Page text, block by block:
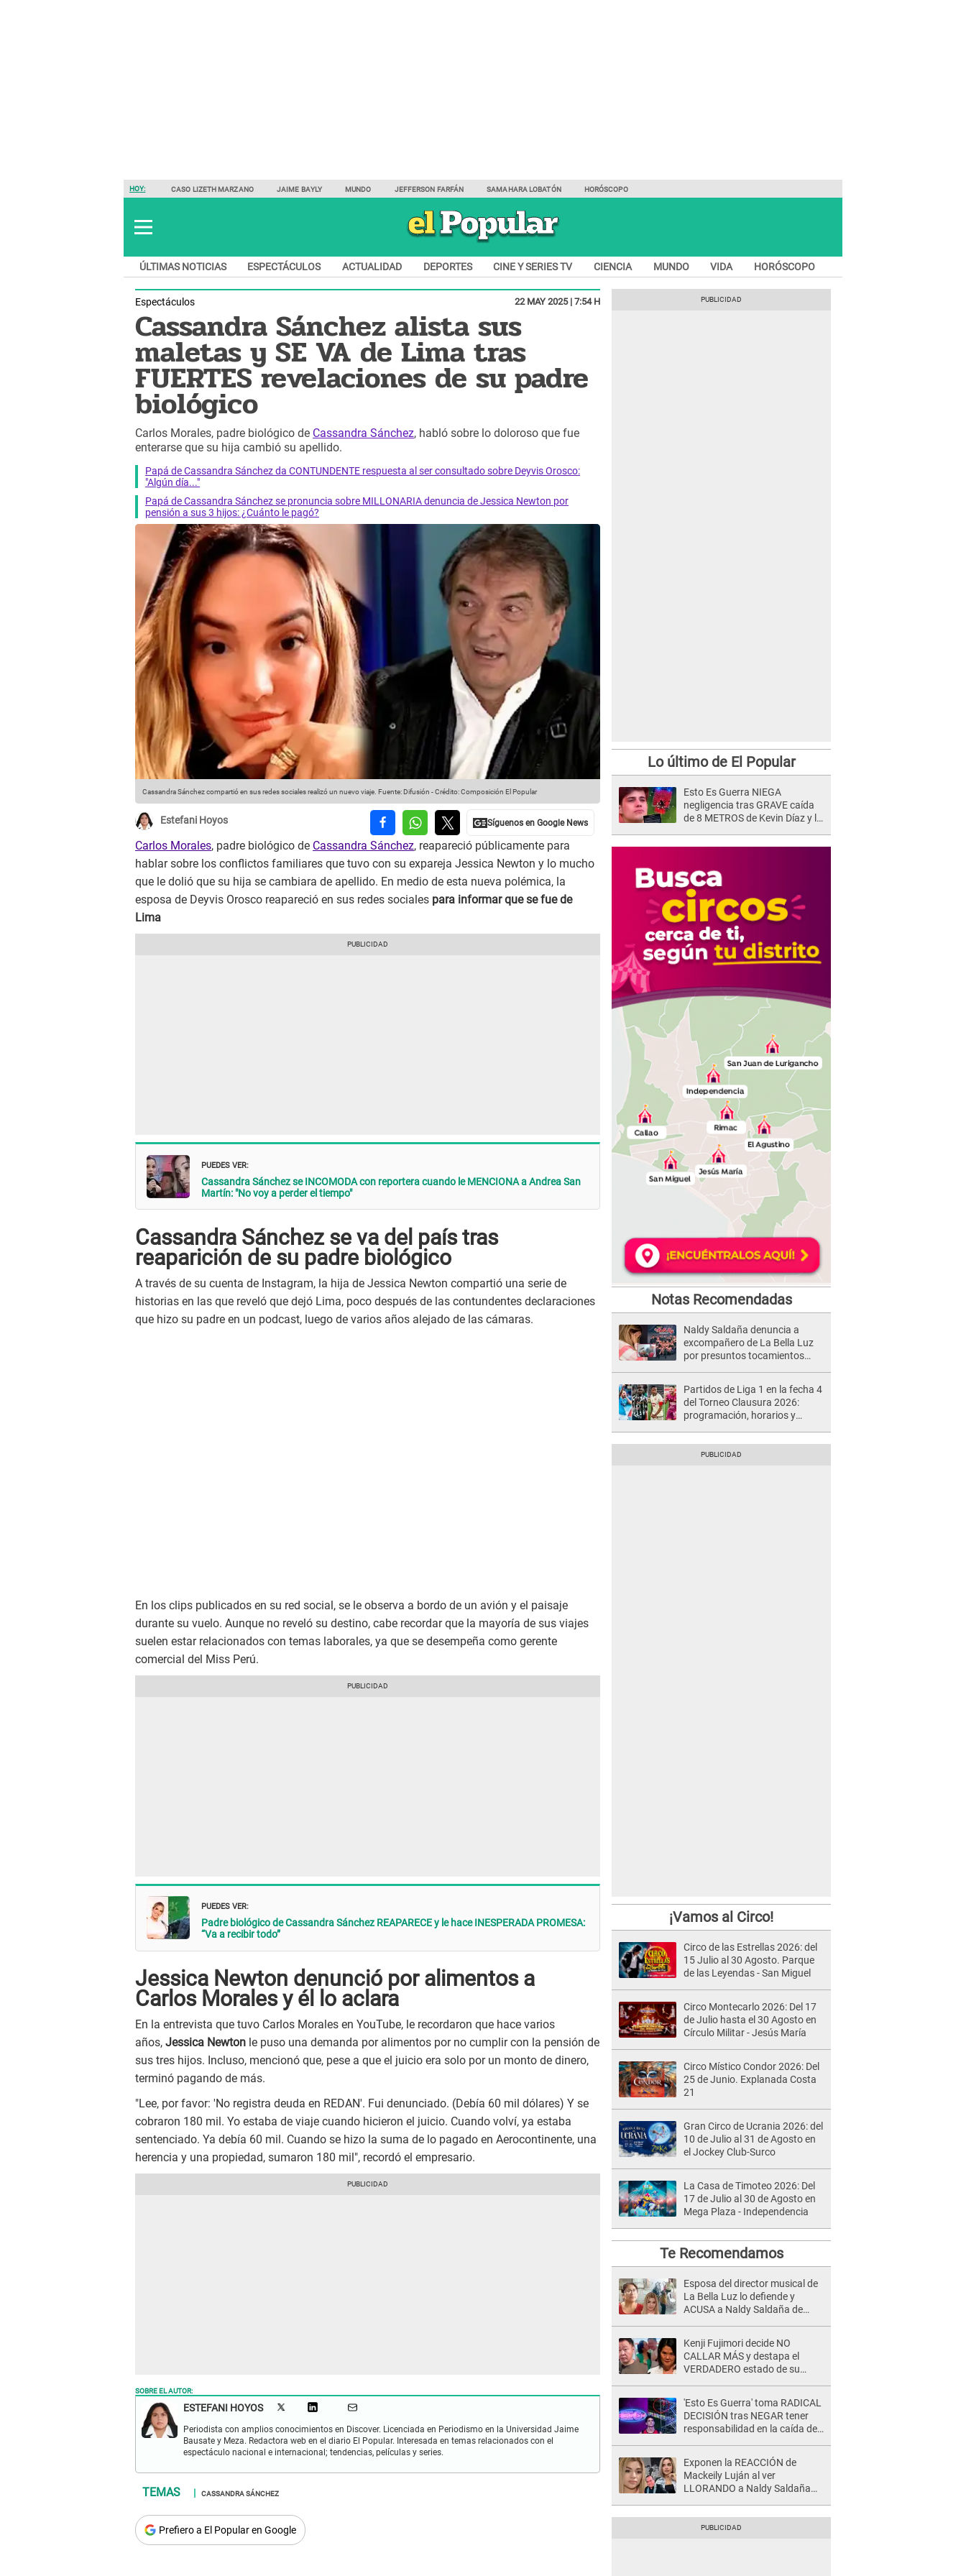
HOY: CASO LIZETH MARZANO JAIME BAYLY MUNDO JEFFERSON FARFÁN SAMAHARA LOBATÓN HORÓSCOPO
ÚLTIMAS NOTICIAS ESPECTÁCULOS ACTUALIDAD DEPORTES CINE Y SERIES TV CIENCIA MUNDO VIDA HORÓSCOPO
Espectáculos 22 MAY 2025 | 7:54 H
Cassandra Sánchez alista sus
maletas y SE VA de Lima tras
FUERTES revelaciones de su padre
biológico
Carlos Morales, padre biológico de Cassandra Sánchez, habló sobre lo doloroso que fue
enterarse que su hija cambió su apellido.
Papá de Cassandra Sánchez da CONTUNDENTE respuesta al ser consultado sobre Deyvis Orosco:
"Algún día..."
Papá de Cassandra Sánchez se pronuncia sobre MILLONARIA denuncia de Jessica Newton por
pensión a sus 3 hijos: ¿Cuánto le pagó?
Cassandra Sánchez compartió en sus redes sociales realizó un nuevo viaje. Fuente: Difusión -Crédito: Composición El Popular
Estefani Hoyos
Carlos Morales, padre biológico de Cassandra Sánchez, reapareció públicamente para
hablar sobre los conflictos familiares que tuvo con su expareja Jessica Newton y lo mucho
que le dolió que su hija se cambiara de apellido. En medio de esta nueva polémica, la
esposa de Deyvis Orosco reapareció en sus redes sociales para informar que se fue de
Lima
PUEDES VER:
Cassandra Sánchez se INCOMODA con reportera cuando le MENCIONA a Andrea San
Martín: "No voy a perder el tiempo"
Cassandra Sánchez se va del país tras
reaparición de su padre biológico
A través de su cuenta de Instagram, la hija de Jessica Newton compartió una serie de
historias en las que reveló que dejó Lima, poco después de las contundentes declaraciones
que hizo su padre en un podcast, luego de varios años alejado de las cámaras.
En los clips publicados en su red social, se le observa a bordo de un avión y el paisaje
durante su vuelo. Aunque no reveló su destino, cabe recordar que la mayoría de sus viajes
suelen estar relacionados con temas laborales, ya que se desempeña como gerente
comercial del Miss Perú.
PUEDES VER:
Padre biológico de Cassandra Sánchez REAPARECE y le hace INESPERADA PROMESA:
“Va a recibir todo”
Jessica Newton denunció por alimentos a
Carlos Morales y él lo aclara
En la entrevista que tuvo Carlos Morales en YouTube, le recordaron que hace varios
años, Jessica Newton le puso una demanda por alimentos por no cumplir con la pensión de
sus tres hijos. Incluso, mencionó que, pese a que el juicio era solo por un monto de dinero,
terminó pagando de más.
"Lee, por favor: 'No registra deuda en REDAN'. Fui denunciado. (Debía 60 mil dólares) Y se
cobraron 180 mil. Yo estaba de viaje cuando hicieron el juicio. Cuando volví, ya estaba
sentenciado. Ya debía 60 mil. Cuando se hizo la suma de lo pagado en Aerocontinente, una
herencia y una propiedad, sumaron 180 mil", recordó el empresario.
SOBRE EL AUTOR:
ESTEFANI HOYOS
Periodista con amplios conocimientos en Discover. Licenciada en Periodismo en la Universidad Jaime
Bausate y Meza. Redactora web en el diario El Popular. Interesada en temas relacionados con el
espectáculo nacional e internacional; tendencias, películas y series.
CASSANDRA SÁNCHEZ
Prefiero a El Popular en Google
Lo último de El Popular
Esto Es Guerra NIEGA
negligencia tras GRAVE caída
de 8 METROS de Kevin Díaz y lo
Notas Recomendadas
Naldy Saldaña denuncia a
excompañero de La Bella Luz
por presuntos tocamientos
Partidos de Liga 1 en la fecha 4
del Torneo Clausura 2026:
programación, horarios y
¡Vamos al Circo!
Circo de las Estrellas 2026: del
15 Julio al 30 Agosto. Parque
de las Leyendas - San Miguel
Circo Montecarlo 2026: Del 17
de Julio hasta el 30 Agosto en
Círculo Militar - Jesús María
Circo Místico Condor 2026: Del
25 de Junio. Explanada Costa
21
Gran Circo de Ucrania 2026: del
10 de Julio al 31 de Agosto en
el Jockey Club-Surco
La Casa de Timoteo 2026: Del
17 de Julio al 30 de Agosto en
Mega Plaza - Independencia
Te Recomendamos
Esposa del director musical de
La Bella Luz lo defiende y
ACUSA a Naldy Saldaña de
Kenji Fujimori decide NO
CALLAR MÁS y destapa el
VERDADERO estado de su
suegra..."
'Esto Es Guerra' toma RADICAL
DECISIÓN tras NEGAR tener
responsabilidad en la caída de
Exponen la REACCIÓN de
Mackeily Luján al ver
LLORANDO a Naldy Saldaña